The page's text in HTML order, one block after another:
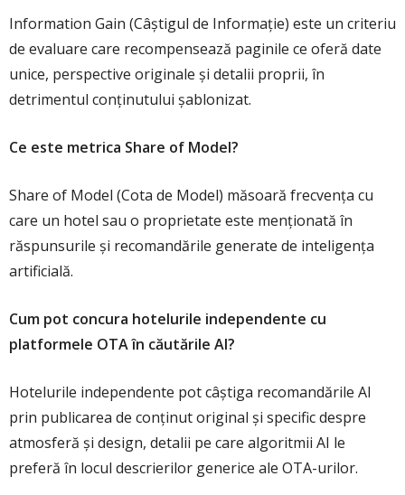
Information Gain (Câștigul de Informație) este un criteriu
de evaluare care recompensează paginile ce oferă date
unice, perspective originale și detalii proprii, în
detrimentul conținutului șablonizat.
Ce este metrica Share of Model?
Share of Model (Cota de Model) măsoară frecvența cu
care un hotel sau o proprietate este menționată în
răspunsurile și recomandările generate de inteligența
artificială.
Cum pot concura hotelurile independente cu
platformele OTA în căutările AI?
Hotelurile independente pot câștiga recomandările AI
prin publicarea de conținut original și specific despre
atmosferă și design, detalii pe care algoritmii AI le
preferă în locul descrierilor generice ale OTA-urilor.